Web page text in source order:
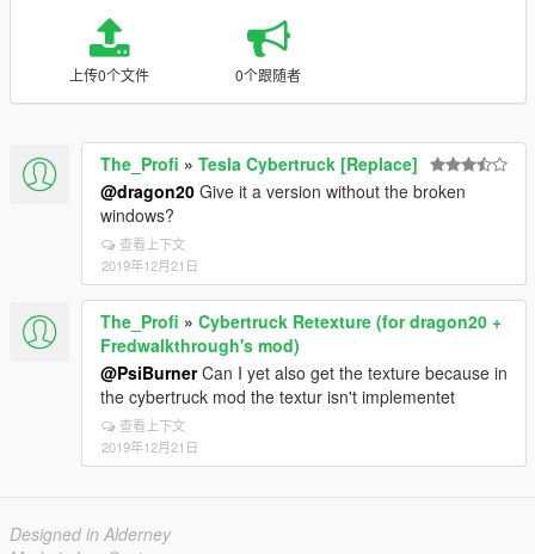
上传0个文件 0个跟随者
The_Profi » Tesla Cybertruck [Replace]
@dragon20 Give it a version without the broken
windows?
查看上下文
2019年12月21日
The_Profi » Cybertruck Retexture (for dragon20 +
Fredwalkthrough's mod)
@PsiBurnerCan I yet also get the texture because in
the cybertruck mod the textur isn't implementet
查看上下文
2019年12月21日
Designed in Alderney